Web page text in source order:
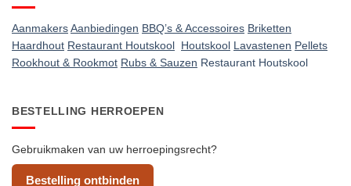
AanmakersAanbiedingen BBQ’s & Accessoires Briketten
Haardhout Restaurant Houtskool Houtskool Lavastenen Pellets
Rookhout & Rookmot Rubs & Sauzen Restaurant Houtskool
BESTELLING HERROEPEN
Gebruikmaken van uw herroepingsrecht?
Bestelling ontbinden